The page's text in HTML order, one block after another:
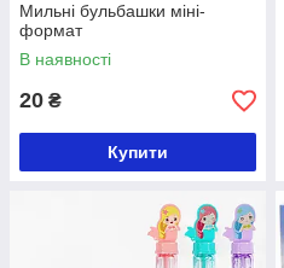
Мильні бульбашки міні-
формат
В наявності
20 ₴
Купити